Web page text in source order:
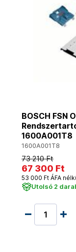
BOSCH FSN
1600A001T8
1600A001T8
73 210 Ft
67 300 Ft
53 000 Ft ÁFA
Utolsó 2